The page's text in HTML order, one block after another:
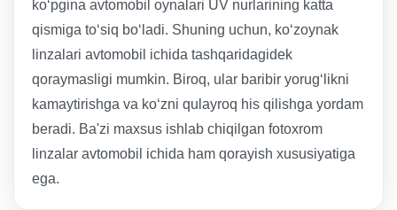
ko‘pgina avtomobil oynalari UV nurlarining katta
qismiga to‘siq bo‘ladi. Shuning uchun, ko‘zoynak
linzalari avtomobil ichida tashqaridagidek
qoraymasligi mumkin. Biroq, ular baribir yorug‘likni
kamaytirishga va ko‘zni qulayroq his qilishga yordam
beradi. Ba'zi maxsus ishlab chiqilgan fotoxrom
linzalar avtomobil ichida ham qorayish xususiyatiga
ega.